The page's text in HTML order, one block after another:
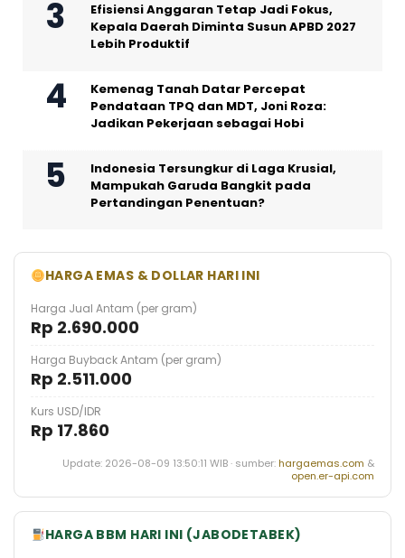
Efisiensi Anggaran Tetap Jadi Fokus,
Kepala Daerah Diminta Susun APBD 2027
Lebih Produktif
Kemenag Tanah Datar Percepat
Pendataan TPQ dan MDT, Joni Roza:
Jadikan Pekerjaan sebagai Hobi
Indonesia Tersungkur di Laga Krusial,
Mampukah Garuda Bangkit pada
Pertandingan Penentuan?
HARGA EMAS & DOLLAR HARI INI
Harga Jual Antam (per gram)
Rp 2.690.000
Harga Buyback Antam (per gram)
Rp 2.511.000
Kurs USD/IDR
Rp 17.860
Update: 2026-08-09 13:50:11 WIB · sumber: hargaemas.com &
open.er-api.com
HARGA BBM HARI INI (JABODETABEK)